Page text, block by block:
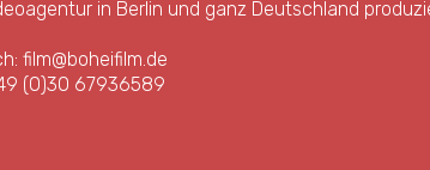
in Berlin und ganz Deutschland
film@boheifilm.de
(0)30 67936589